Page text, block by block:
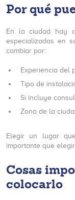
Por qué
En la ciudad hay
especializadas en
cambiar por:
Experiencia del
Tipo de
Si incluye
Zona de la
Elegir un lugar
importante que
Cosas
colocarlo